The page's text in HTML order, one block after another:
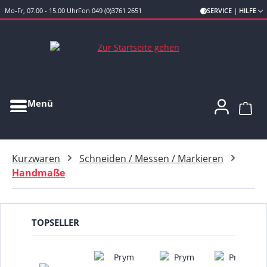
Zum Hauptinhalt springen
Mo-Fr, 07.00 - 15.00 UhrFon 049 (0)3761 2651 SERVICE | HILFE
Menü
Kurzwaren
Schneiden / Messen / Markieren
Handmaße
TOPSELLER